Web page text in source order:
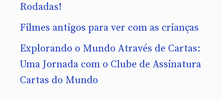
Rodadas!
Filmes antigos para ver com as crianças
Explorando o Mundo Através de Cartas:
Uma Jornada com o Clube de Assinatura
Cartas do Mundo